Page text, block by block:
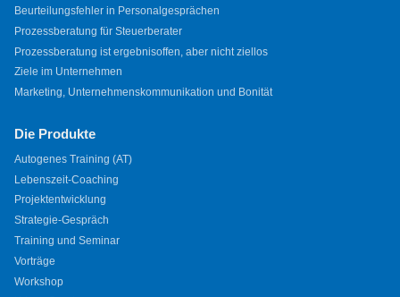
Beurteilungsfehler in Personalgesprächen
Prozessberatung für Steuerberater
Prozessberatung ist ergebnisoffen, aber nicht ziellos
Ziele im Unternehmen
Marketing, Unternehmenskommunikation und Bonität
Die Produkte
Autogenes Training (AT)
Lebenszeit-Coaching
Projektentwicklung
Strategie-Gespräch
Training und Seminar
Vorträge
Workshop